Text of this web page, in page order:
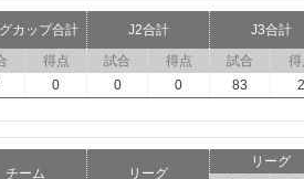
カップ合計 J2合計
J3合計
得点 試合 得点 試合
得
0 0 0 83 2
チーム リーグ
リーグ